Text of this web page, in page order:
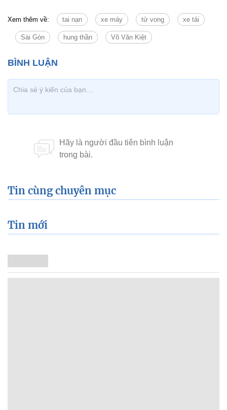
Xem thêm về: tai nạn xe máy tử vong xe tải
Sài Gòn hung thần Võ Văn Kiệt
Tin cùng chuyên mục
Tin mới